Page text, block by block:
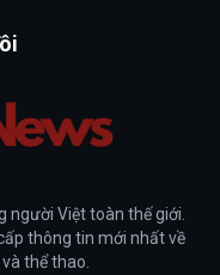
người Việt toàn thế giới.
thông tin mới nhất về
thể thao.